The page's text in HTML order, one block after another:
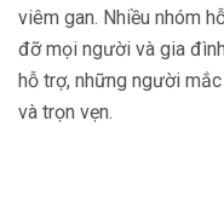
viêm gan. Nhiều nhóm
đỡ mọi người và gia
hỗ trợ, những người
và trọn vẹn.